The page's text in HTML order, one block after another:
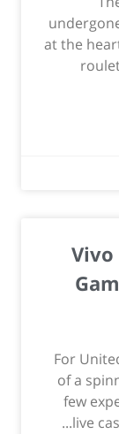
at the
For
of a
few
live